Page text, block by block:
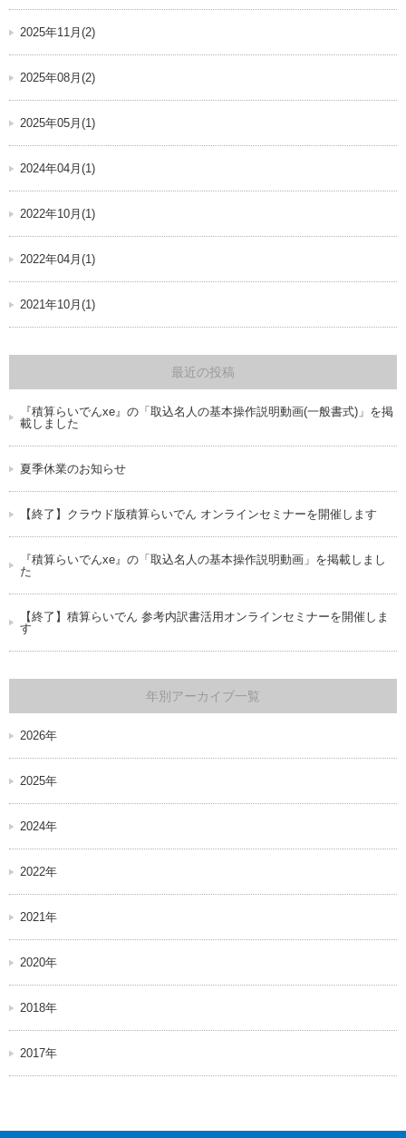
2025年11月(2)
2025年08月(2)
2025年05月(1)
2024年04月(1)
2022年10月(1)
2022年04月(1)
2021年10月(1)
最近の投稿
『積算らいでんxe』の「取込名人の基本操作説明動画(一般書式)」を掲
載しました
夏季休業のお知らせ
【終了】クラウド版積算らいでん オンラインセミナーを開催します
『積算らいでんxe』の「取込名人の基本操作説明動画」を掲載しまし
た
【終了】積算らいでん 参考内訳書活用オンラインセミナーを開催しま
す
年別アーカイブ一覧
2026年
2025年
2024年
2022年
2021年
2020年
2018年
2017年